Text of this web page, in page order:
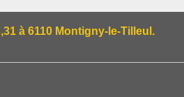
à 6110 Montigny-le-Tilleul.